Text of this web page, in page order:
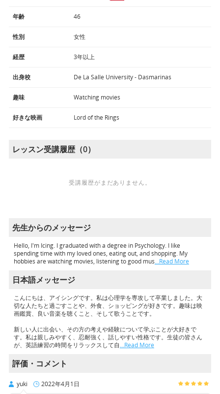
年齢 46
性別 女性
経歴 3年以上
出身校 De La Salle University - Dasmarinas
趣味 Watching movies
好きな映画 Lord of the Rings
レッスン受講履歴（0）
受講履歴がまだありません。
先生からのメッセージ
Hello, I'm Icing. I graduated with a degree in Psychology. I like
spending time with my loved ones, eating out, and shopping. My
hobbies are watching movies, listening to good mus…Read More
日本語メッセージ
こんにちは、アイシングです。私は心理学を専攻して卒業しました。大
切な人たちと過ごすことや、外食、ショッピングが好きです。趣味は映
画鑑賞、良い音楽を聴くこと、そして歌うことです。
新しい人に出会い、その方の考えや経験について学ぶことが大好きで
す。私は親しみやすく、忍耐強く、話しやすい性格です。生徒の皆さん
が、英語練習の時間をリラックスして自…Read More
評価・コメント
yuki 2022年4月1日